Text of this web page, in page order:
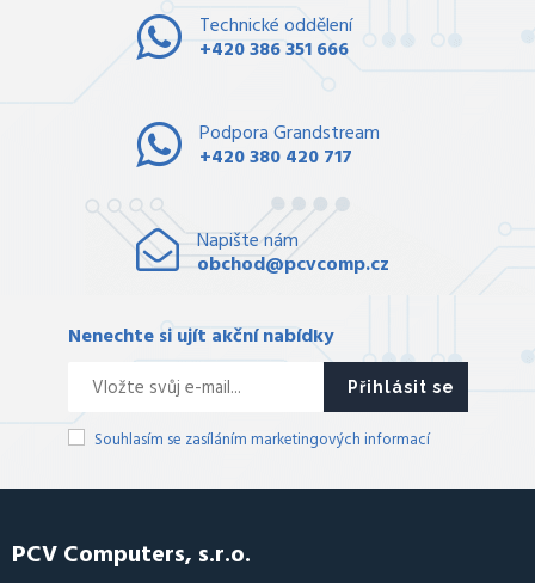
Technické oddělení
+420 386 351 666
Podpora Grandstream
+420 380 420 717
Napište nám
obchod@pcvcomp.cz
Nenechte si ujít akční nabídky
Přihlásit se
Souhlasím se zasíláním marketingových informací
PCV Computers, s.r.o.